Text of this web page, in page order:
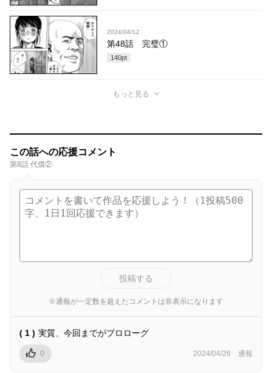
2024/04/12
第48話 完璧①
140pt
もっと見る
この話への応援コメント
第8話 代償②
投稿する
※通報が一定数を超えたコメントは非表示になります
( 1 ) 実質、今回までがプロローグ
0 2024/04/26 通報